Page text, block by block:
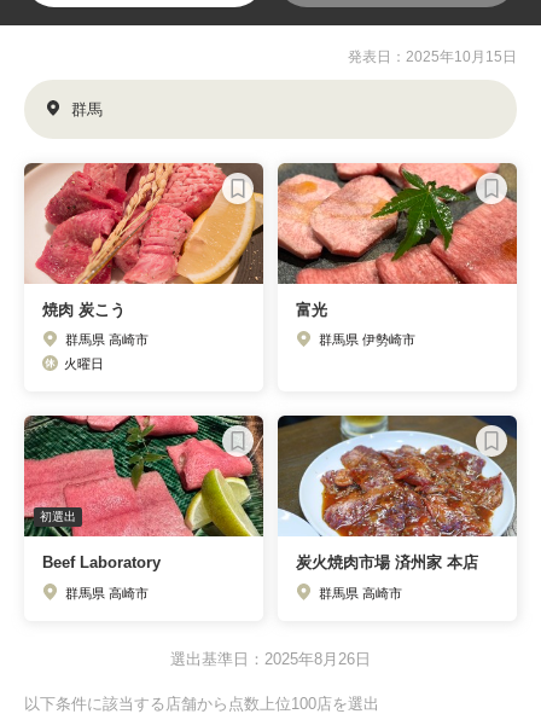
発表日：2025年10月15日
群馬
焼肉 炭こう
群馬県 高崎市
火曜日
富光
群馬県 伊勢崎市
初選出
Beef Laboratory
群馬県 高崎市
炭火焼肉市場 済州家 本店
群馬県 高崎市
選出基準日：2025年8月26日
以下条件に該当する店舗から点数上位100店を選出